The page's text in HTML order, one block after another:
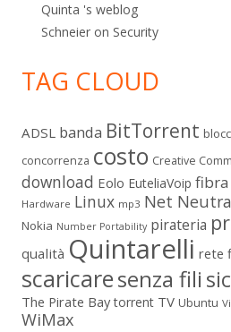
Quinta 's weblog
Schneier on Security
TAG CLOUD
ADSL banda BitTorrent
concorrenza costo Creative
download Eolo EuteliaVoip fibra
Hardware Linux mp3 Net
Nokia Number Portability pirateria
qualità Quintarelli rete
scaricaresenza fili
The Pirate Bay torrent TV Ubuntu
WiMax